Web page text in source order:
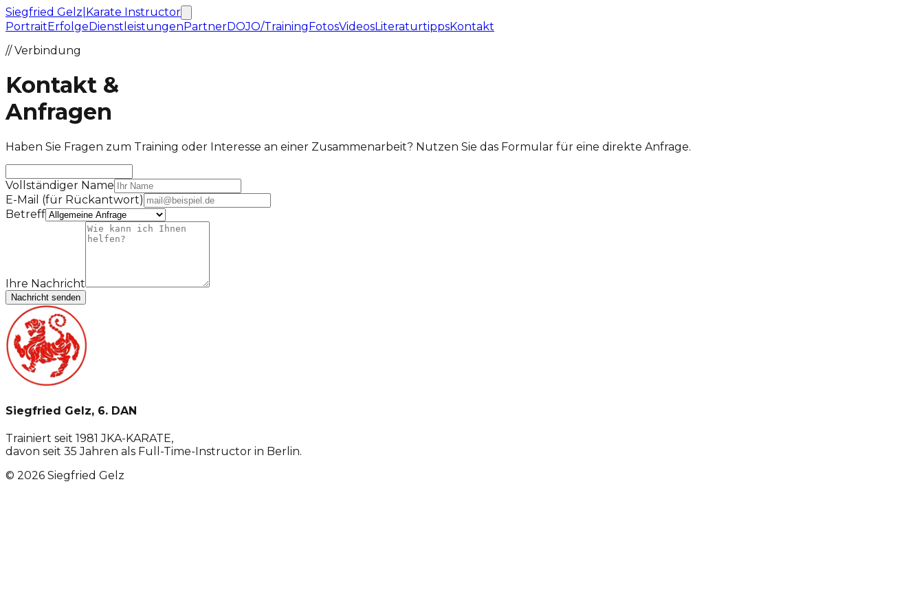
Siegfried Gelz Karate Instructor
PortraitErfolgeDienstleistungenPartnerDOJO/TrainingFotosVideosLiteraturtippsKontakt
// Verbindung
Kontakt &
Anfragen
Haben Sie Fragen zum Training oder Interesse an einer Zusammenarbeit? Nutzen Sie das Formular für eine direkte Anfrage.
Vollständiger Name
E-Mail (für Rückantwort)
Betreff
Ihre Nachricht
Nachricht senden
Siegfried Gelz, 6. DAN
Trainiert seit 1981 JKA-KARATE,
davon seit 35 Jahren als Full-Time-Instructor in Berlin.
© 2026 Siegfried Gelz